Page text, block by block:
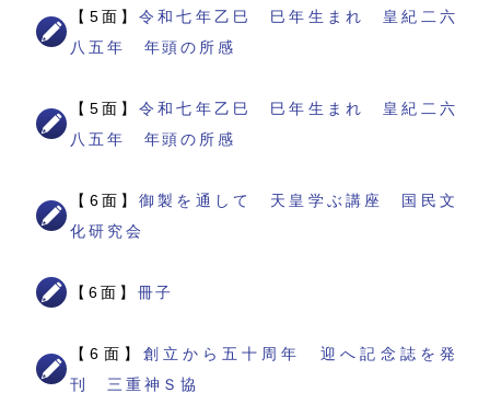
【5面】令和七年乙巳 巳年生まれ 皇紀二六
八五年 年頭の所感
【5面】令和七年乙巳 巳年生まれ 皇紀二六
八五年 年頭の所感
【6面】御製を通して 天皇学ぶ講座 国民文
化研究会
【6面】 冊子
【6面】 創立から五十周年 迎へ記念誌を発
刊 三重神Ｓ協